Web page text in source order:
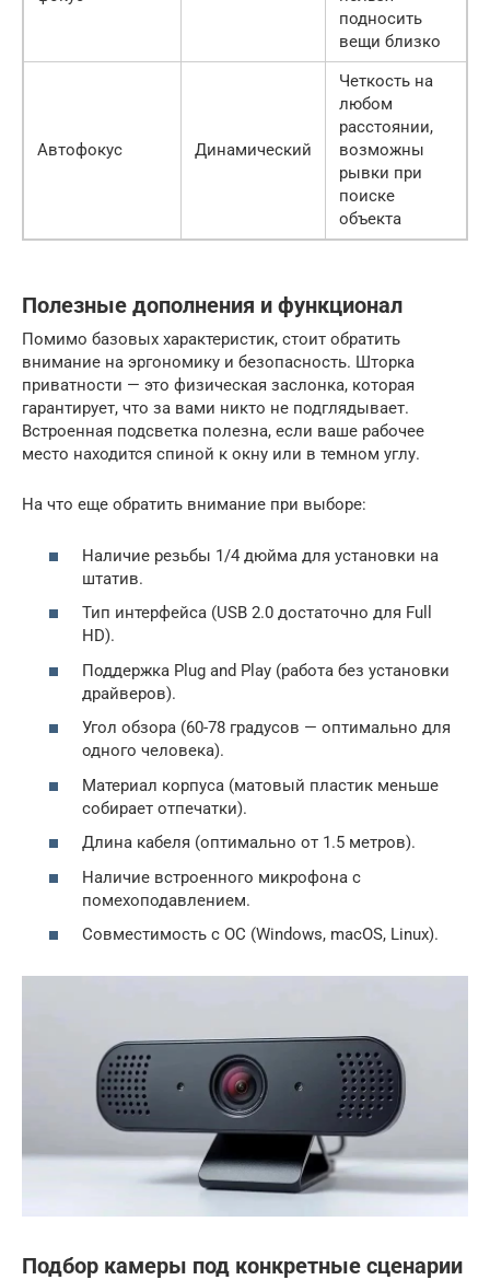
подносить
вещи близко
Автофокус Динамический
Четкость на
любом
расстоянии,
возможны
рывки при
поиске
объекта
Полезные дополнения и функционал
Помимо базовых характеристик, стоит обратить
внимание на эргономику и безопасность. Шторка
приватности — это физическая заслонка, которая
гарантирует, что за вами никто не подглядывает.
Встроенная подсветка полезна, если ваше рабочее
место находится спиной к окну или в темном углу.
На что еще обратить внимание при выборе:
Наличие резьбы 1/4 дюйма для установки на
штатив.
Тип интерфейса (USB 2.0 достаточно для Full
HD).
Поддержка Plug and Play (работа без установки
драйверов).
Угол обзора (60-78 градусов — оптимально для
одного человека).
Материал корпуса (матовый пластик меньше
собирает отпечатки).
Длина кабеля (оптимально от 1.5 метров).
Наличие встроенного микрофона с
помехоподавлением.
Совместимость с ОС (Windows, macOS, Linux).
Подбор камеры под конкретные сценарии